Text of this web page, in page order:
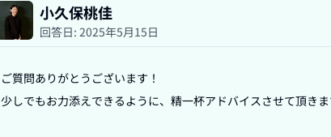
小久保桃佳
回答日: 2025年5月15日
ご質問ありがとうございます！
少しでもお力添えできるように、精一杯アドバイスさせて頂きま